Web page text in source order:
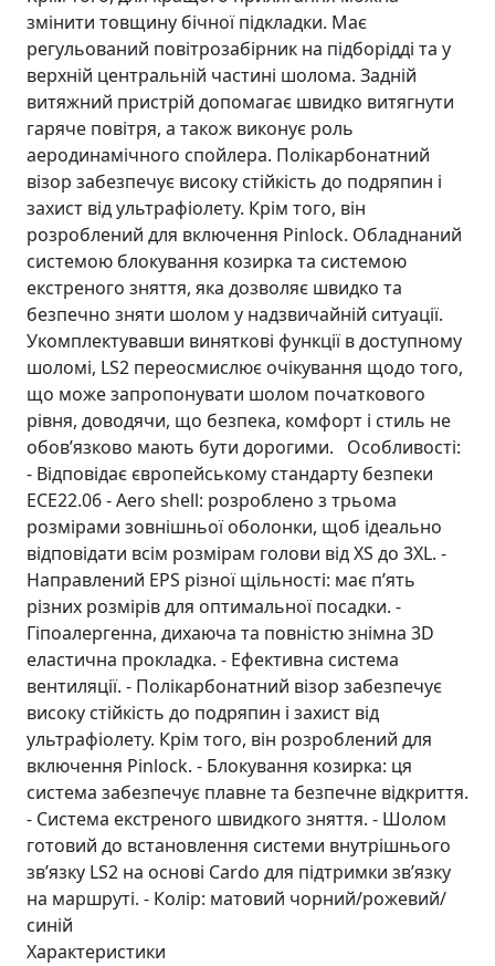
змінити товщину бічної підкладки. Має
регульований повітрозабірник на підборідді та у
верхній центральній частині шолома. Задній
витяжний пристрій допомагає швидко витягнути
гаряче повітря, а також виконує роль
аеродинамічного спойлера. Полікарбонатний
візор забезпечує високу стійкість до подряпин і
захист від ультрафіолету. Крім того, він
розроблений для включення Pinlock. Обладнаний
системою блокування козирка та системою
екстреного зняття, яка дозволяє швидко та
безпечно зняти шолом у надзвичайній ситуації.
Укомплектувавши виняткові функції в доступному
шоломі, LS2 переосмислює очікування щодо того,
що може запропонувати шолом початкового
рівня, доводячи, що безпека, комфорт і стиль не
обов’язково мають бути дорогими. Особливості:
- Відповідає європейському стандарту безпеки
ECE22.06 - Aero shell: розроблено з трьома
розмірами зовнішньої оболонки, щоб ідеально
відповідати всім розмірам голови від XS до 3XL. -
Направлений EPS різної щільності: має п’ять
різних розмірів для оптимальної посадки. -
Гіпоалергенна, дихаюча та повністю знімна 3D
еластична прокладка. - Ефективна система
вентиляції. - Полікарбонатний візор забезпечує
високу стійкість до подряпин і захист від
ультрафіолету. Крім того, він розроблений для
включення Pinlock. - Блокування козирка: ця
система забезпечує плавне та безпечне відкриття.
- Система екстреного швидкого зняття. - Шолом
готовий до встановлення системи внутрішнього
зв’язку LS2 на основі Cardo для підтримки зв’язку
на маршруті. - Колір: матовий чорний/рожевий/
синій
Характеристики